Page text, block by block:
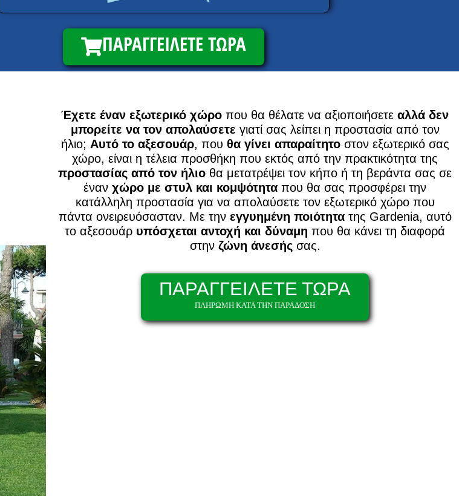
ΠΑΡΑΓΓΕΙΛΕΤΕ ΤΩΡΑ
Έχετε έναν εξωτερικό χώρο που θα θέλατε να αξιοποιήσετε αλλά δεν
μπορείτε να τον απολαύσετε γιατί σας λείπει η προστασία από τον
ήλιο; Αυτό το αξεσουάρ, που θα γίνει απαραίτητοστον εξωτερικό σας
χώρο, είναι η τέλεια προσθήκη που εκτός από την πρακτικότητα της
προστασίας από τον ήλιο θα μετατρέψει τον κήπο ή τη βεράντα σας σε
έναν χώρο με στυλ και κομψότητα που θα σας προσφέρει την
κατάλληλη προστασία για να απολαύσετε τον εξωτερικό χώρο που
πάντα ονειρευόσασταν. Με την εγγυημένη ποιότητατης Gardenia, αυτό
το αξεσουάρ υπόσχεται αντοχή και δύναμη που θα κάνει τη διαφορά
στην ζώνη άνεσήςσας.
ΠΑΡΑΓΓΕΙΛΕΤΕ ΤΩΡΑ
ΠΛΗΡΩΜΗ ΚΑΤΑ ΤΗΝ ΠΑΡΑΔΟΣΗ